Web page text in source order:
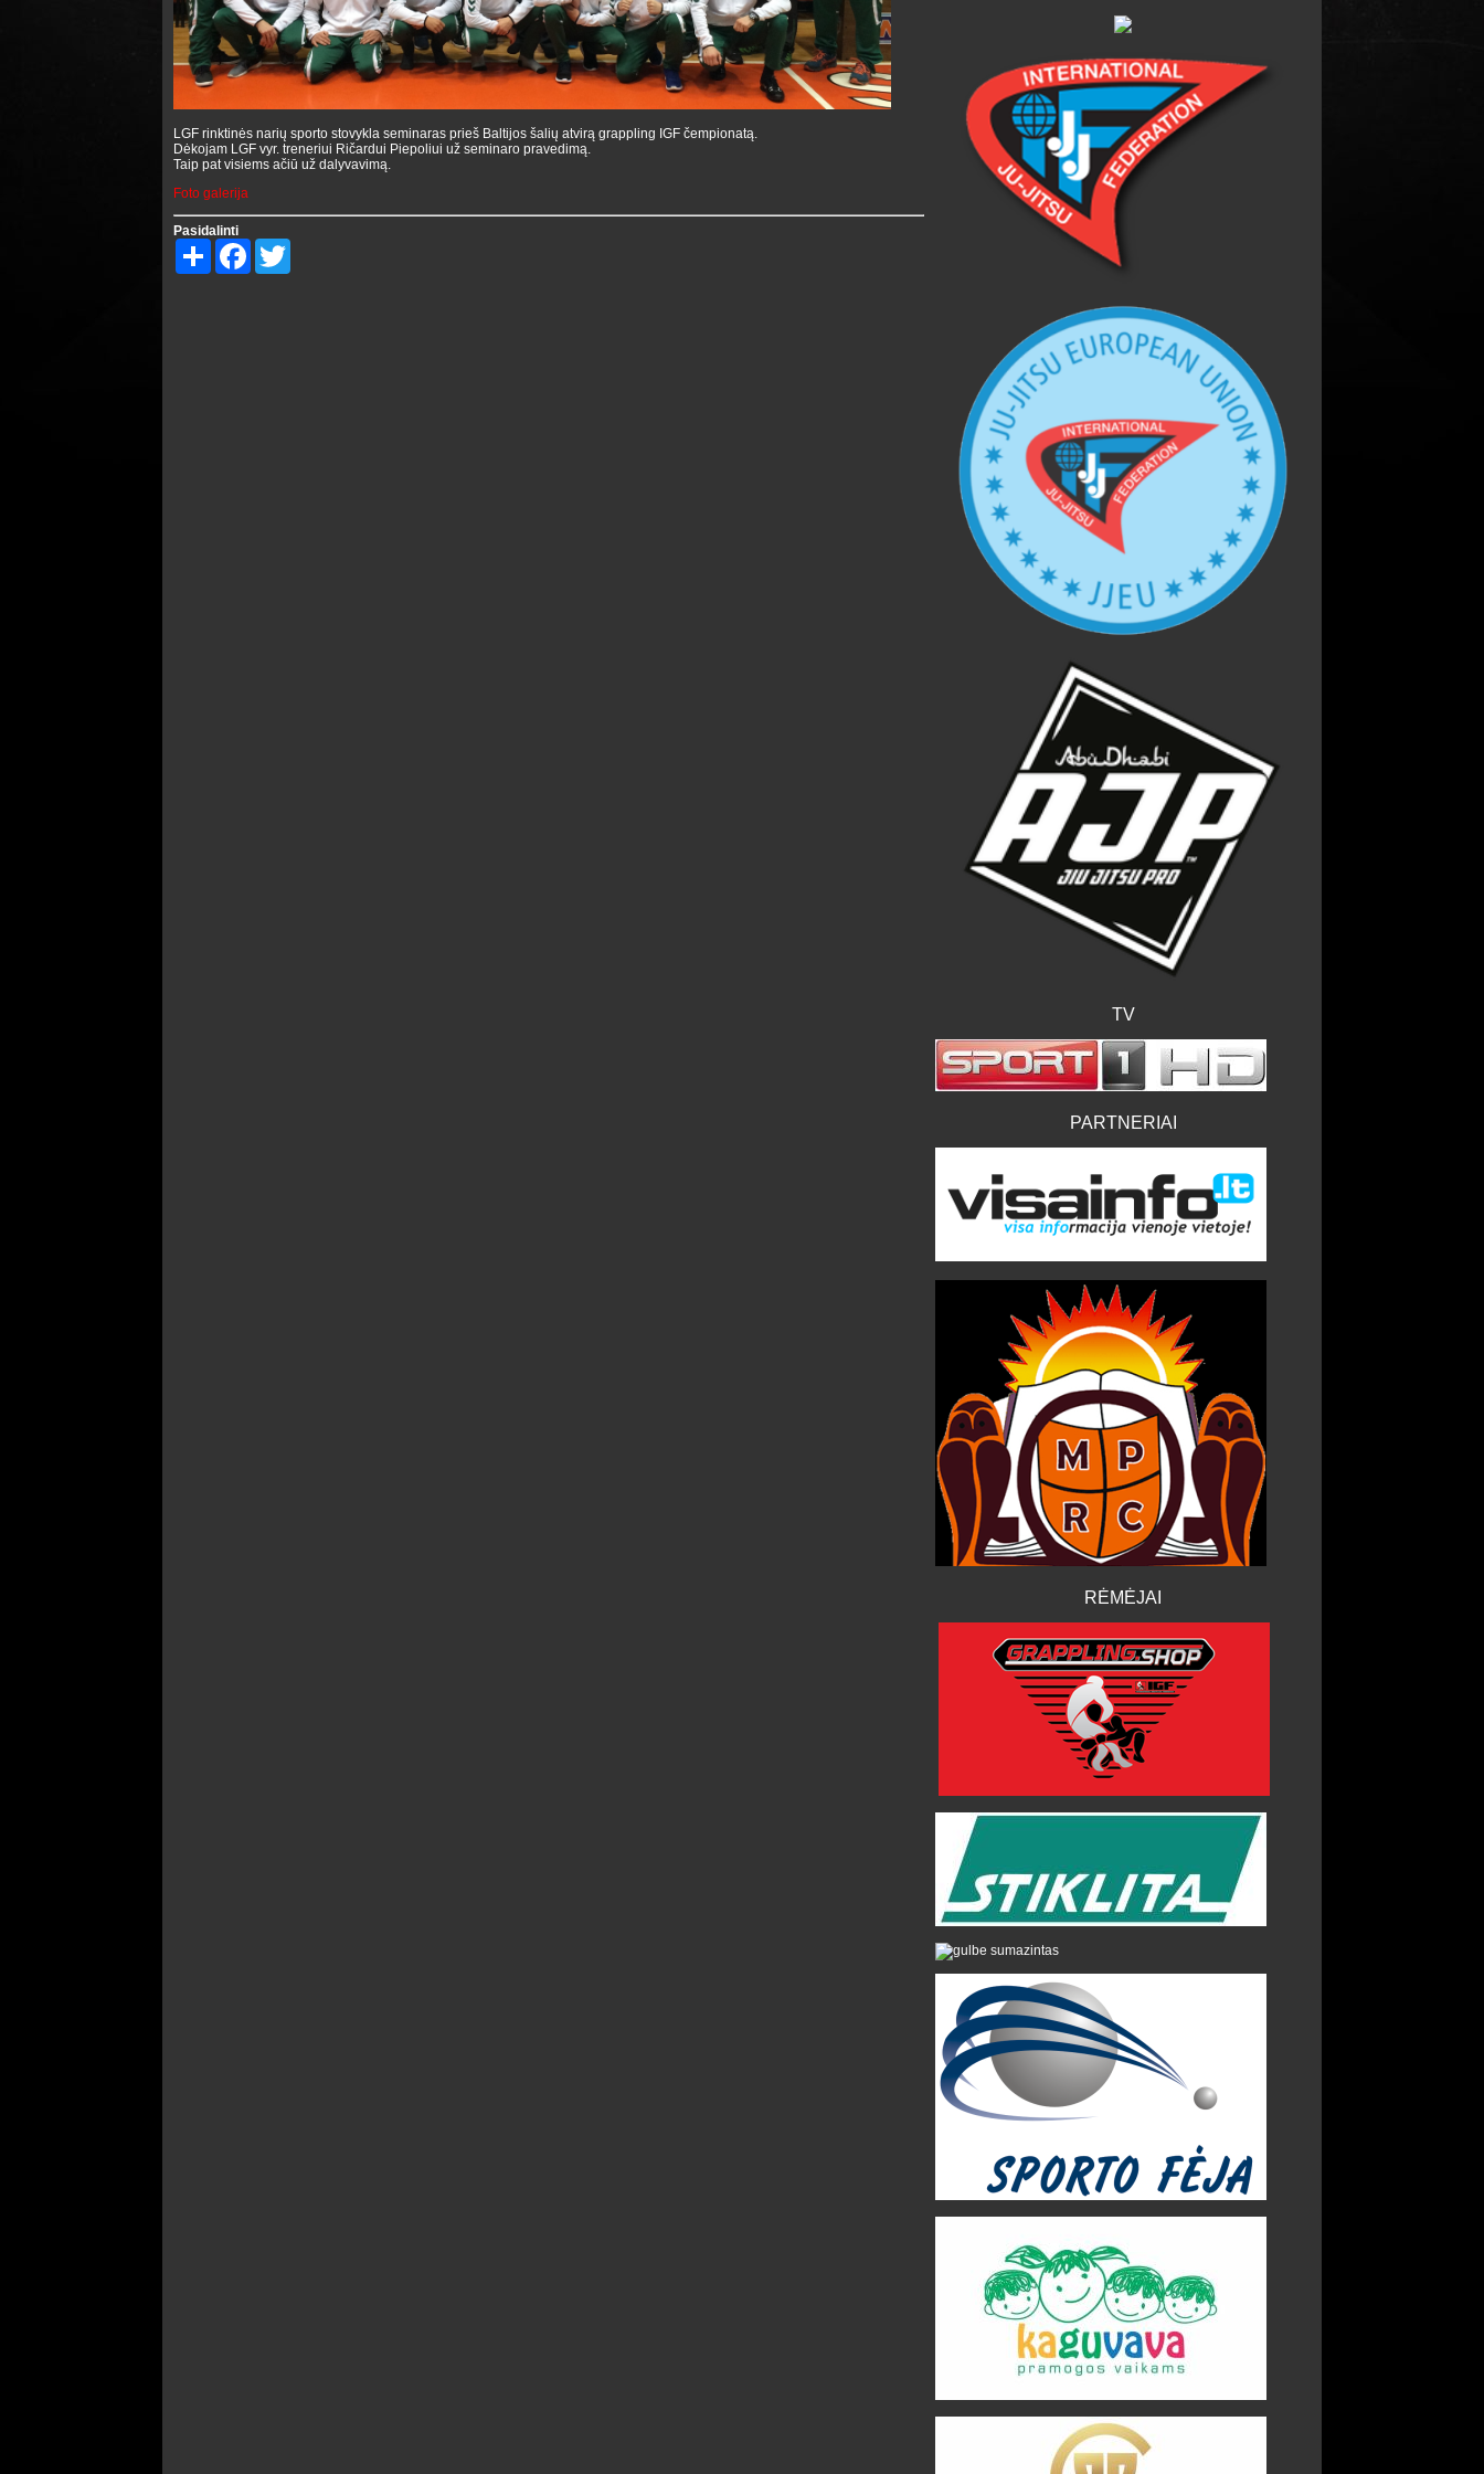
LGF rinktinės narių sporto stovykla seminaras prieš Baltijos šalių atvirą grappling IGF čempionatą.
Dėkojam LGF vyr. treneriui Ričardui Piepoliui už seminaro pravedimą.
Taip pat visiems ačiū už dalyvavimą.
Foto galerija
Pasidalinti
Share
Facebook
TV
PARTNERIAI
RĖMĖJAI